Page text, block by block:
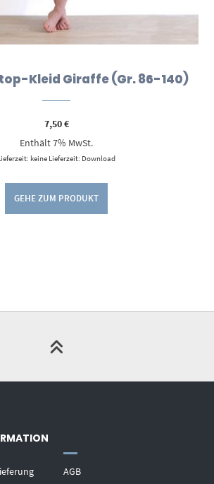
Kleid Giraffe (Gr. 86-140)
7,50€
Enthält 7% MwSt.
keine Lieferzeit: Download
GEHE ZUM PRODUKT
AGB